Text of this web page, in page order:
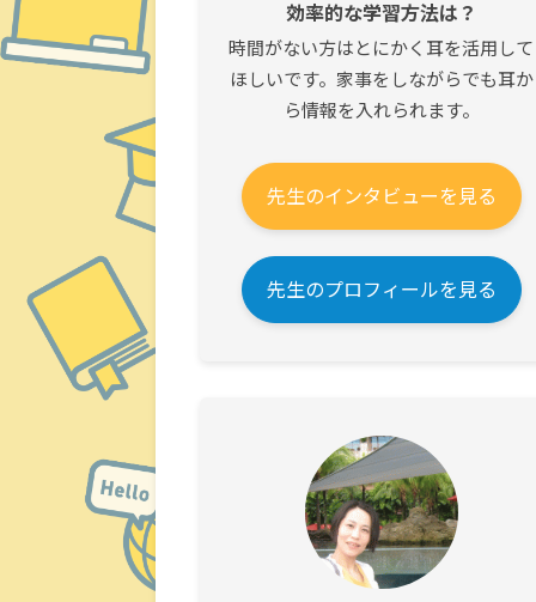
効率的な学習方法は？
時間がない方はとにかく耳を活用して
ほしいです。家事をしながらでも耳か
ら情報を入れられます。
先生のインタビューを見る
先生のプロフィールを見る